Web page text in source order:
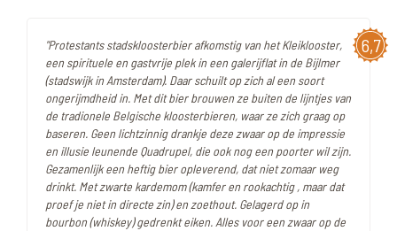
6,7
"Protestants stadskloosterbier afkomstig van het Kleiklooster,
een spirituele en gastvrije plek in een galerijflat in de Bijlmer
(stadswijk in Amsterdam). Daar schuilt op zich al een soort
ongerijmdheid in. Met dit bier brouwen ze buiten de lijntjes van
de tradionele Belgische kloosterbieren, waar ze zich graag op
baseren. Geen lichtzinnig drankje deze zwaar op de impressie
en illusie leunende Quadrupel, die ook nog een poorter wil zijn.
Gezamenlijk een heftig bier opleverend, dat niet zomaar weg
drinkt. Met zwarte kardemom (kamfer en rookachtig , maar dat
proef je niet in directe zin) en zoethout. Gelagerd op in
bourbon (whiskey) gedrenkt eiken. Alles voor een zwaar op de